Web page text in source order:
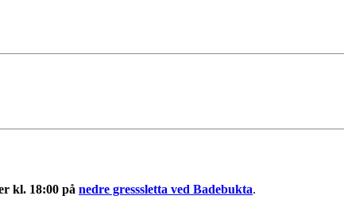
kl. 18:00 på nedre gresssletta ved Badebukta.